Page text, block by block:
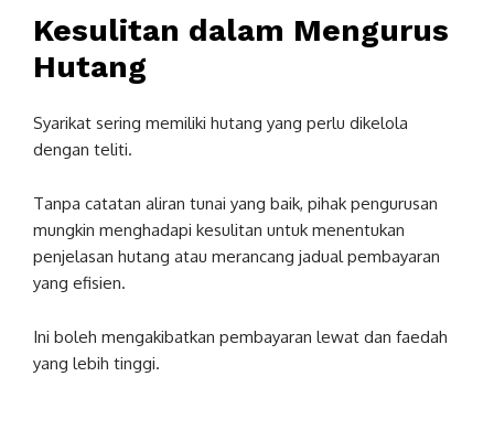
Kesulitan dalam Mengurus
Hutang
Syarikat sering memiliki hutang yang perlu dikelola
dengan teliti.
Tanpa catatan aliran tunai yang baik, pihak pengurusan
mungkin menghadapi kesulitan untuk menentukan
penjelasan hutang atau merancang jadual pembayaran
yang efisien.
Ini boleh mengakibatkan pembayaran lewat dan faedah
yang lebih tinggi.